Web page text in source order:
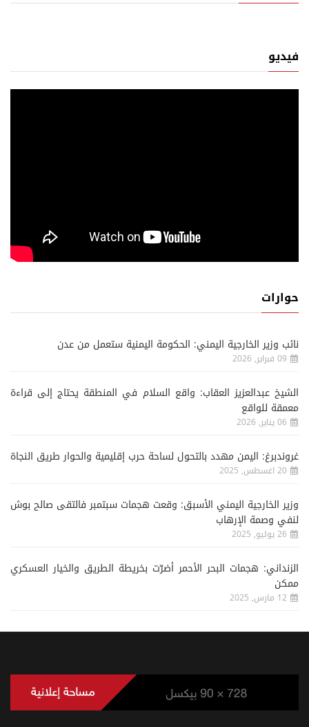
فيديو
حوارات
نائب وزير الخارجية اليمني: الحكومة اليمنية ستعمل من عدن
09 فبراير, 2026
الشيخ عبدالعزيز العقاب: واقع السلام في المنطقة يحتاج إلى قراءة
معمقة للواقع
06 يناير, 2026
غروندبرغ: اليمن مهدد بالتحول لساحة حرب إقليمية والحوار طريق النجاة
20 اغسطس, 2025
وزير الخارجية اليمني الأسبق: وقعت هجمات سبتمبر فالتقى صالح بوش
لنفي وصمة الإرهاب
26 يوليو, 2025
الزنداني: هجمات البحر الأحمر أضرّت بخريطة الطريق والخيار العسكري
ممكن
12 مارس, 2025